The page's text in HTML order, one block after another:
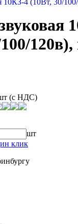
120в),
(с НДС)
шт
клик